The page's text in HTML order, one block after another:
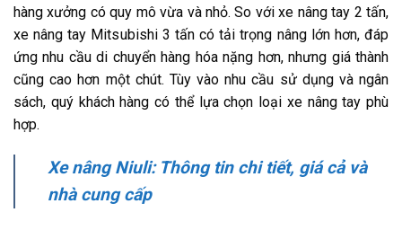
hàng xưởng có quy mô vừa và nhỏ. So với xe nâng tay 2 tấn,
xe nâng tay Mitsubishi 3 tấn có tải trọng nâng lớn hơn, đáp
ứng nhu cầu di chuyển hàng hóa nặng hơn, nhưng giá thành
cũng cao hơn một chút. Tùy vào nhu cầu sử dụng và ngân
sách, quý khách hàng có thể lựa chọn loại xe nâng tay phù
hợp.
Xe nâng Niuli: Thông tin chi tiết, giá cả và
nhà cung cấp